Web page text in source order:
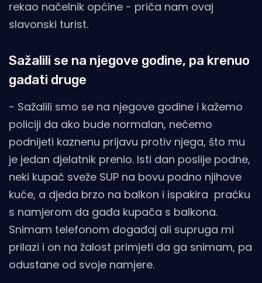
rekao načelnik općine - priča nam ovaj
slavonski turist.
Sažalili se na njegove godine, pa krenuo
gađati druge
- Sažalili smo se na njegove godine i kažemo
policiji da ako bude normalan, nećemo
podnijeti kaznenu prijavu protiv njega, što mu
je jedan djelatnik prenio. Isti dan poslije podne,
neki kupač sveže SUP na bovu podno njihove
kuće, a djeda brzo na balkon i ispakira praćku
s namjerom da gađa kupača s balkona.
Snimam telefonom događaj ali supruga mi
prilazi i on na žalost primjeti da ga snimam, pa
odustane od svoje namjere.